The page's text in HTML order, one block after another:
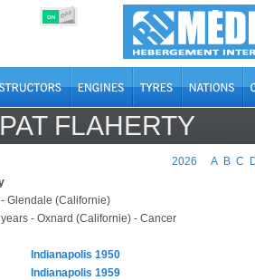
ON OFF
PAT FLAHERTY
2026 A B C
Glendale (Californie)
- Oxnard (Californie) - Cancer
Indianapolis 1950
Indianapolis 1959